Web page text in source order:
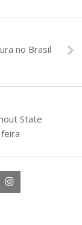
no Brasil
State